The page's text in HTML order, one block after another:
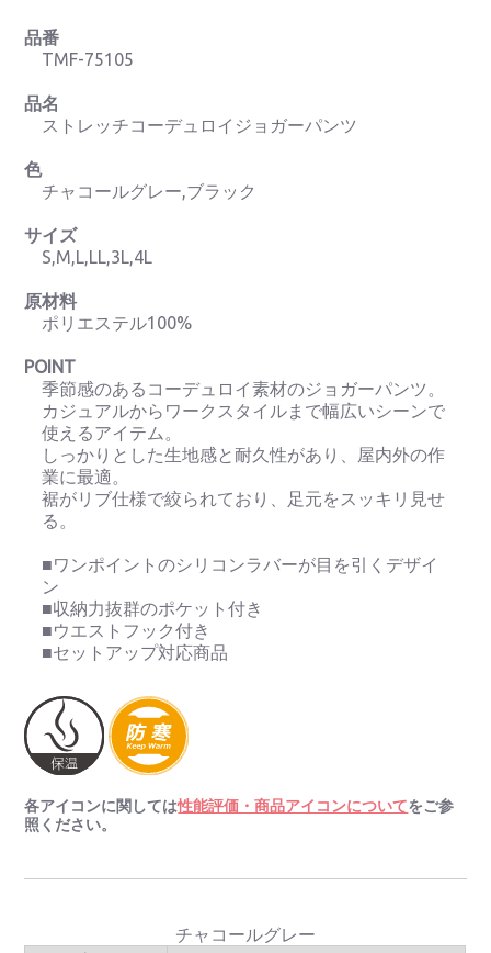
品番
TMF-75105
品名
ストレッチコーデュロイジョガーパンツ
色
チャコールグレー,ブラック
サイズ
S,M,L,LL,3L,4L
原材料
ポリエステル100%
POINT
季節感のあるコーデュロイ素材のジョガーパンツ。
カジュアルからワークスタイルまで幅広いシーンで
使えるアイテム。
しっかりとした生地感と耐久性があり、屋内外の作
業に最適。
裾がリブ仕様で絞られており、足元をスッキリ見せ
る。
■ワンポイントのシリコンラバーが目を引くデザイ
ン
■収納力抜群のポケット付き
■ウエストフック付き
■セットアップ対応商品
各アイコンに関しては性能評価・商品アイコンについてをご参
照ください。
チャコールグレー